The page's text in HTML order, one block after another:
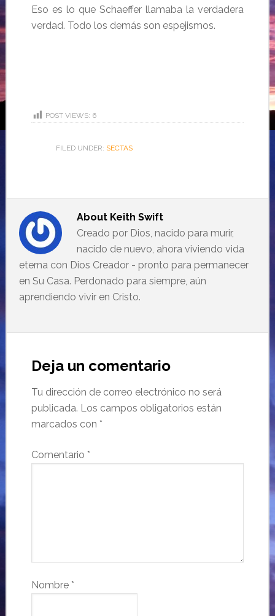
Eso es lo que Schaeffer llamaba la verdadera
verdad. Todo los demás son espejismos.
POST VIEWS: 6
FILED UNDER: SECTAS
About Keith Swift
Creado por Dios, nacido para murir,
nacido de nuevo, ahora viviendo vida
eterna con Dios Creador - pronto para permanecer
en Su Casa. Perdonado para siempre, aún
aprendiendo vivir en Cristo.
Deja un comentario
Tu dirección de correo electrónico no será
publicada. Los campos obligatorios están
marcados con *
Comentario *
Nombre *